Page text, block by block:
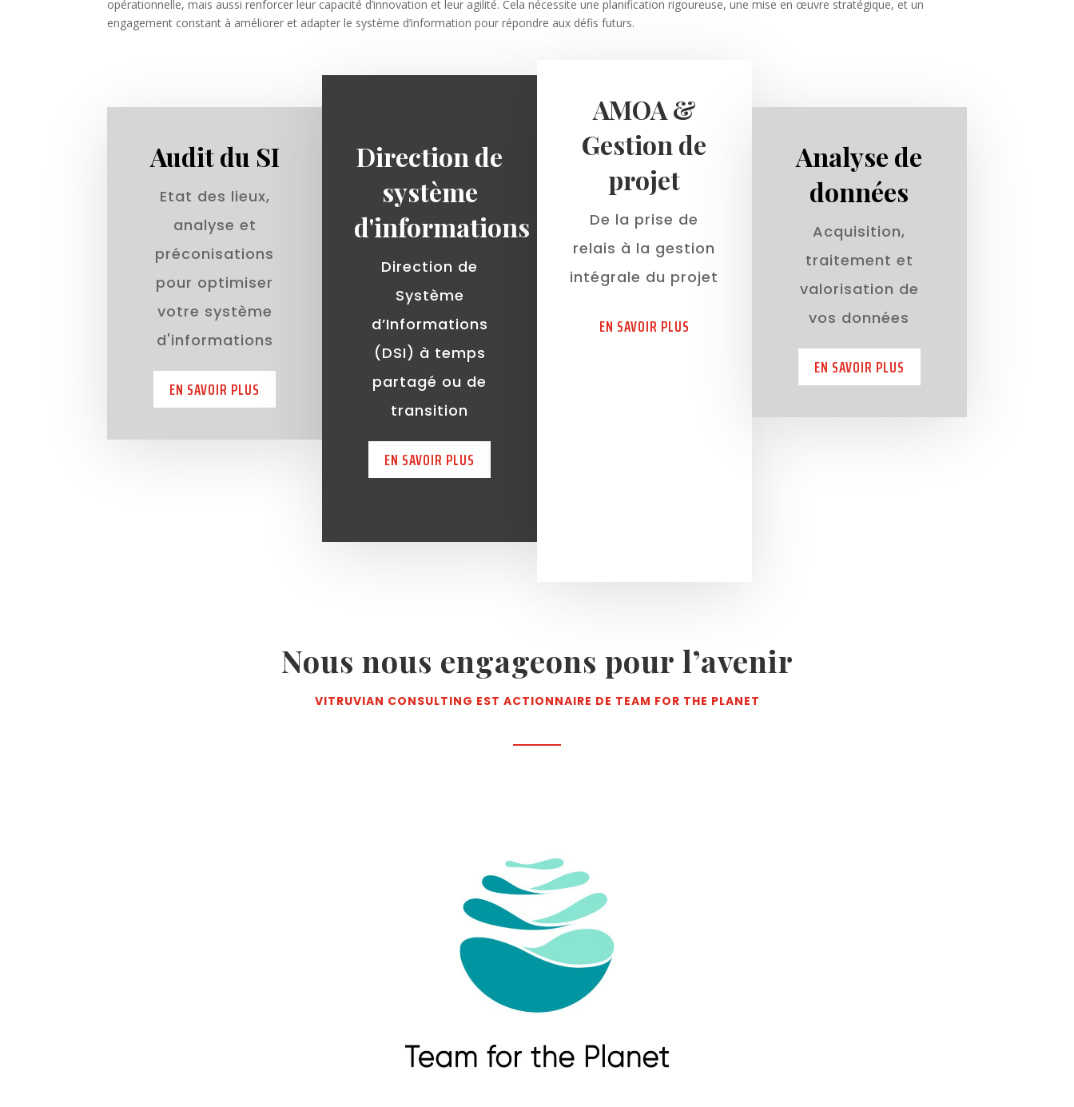
opérationnelle, mais aussi renforcer leur capacité d’innovation et leur agilité. Cela nécessite une planification rigoureuse, une mise en œuvre stratégique, et un
engagement constant à améliorer et adapter le système d’information pour répondre aux défis futurs.
Audit du SI
Etat des lieux,
analyse et
préconisations
pour optimiser
votre système
d'informations
EN SAVOIR PLUS
Direction de
système
d'informations
Direction de
Système
d’Informations
(DSI) à temps
partagé ou de
transition
EN SAVOIR PLUS
AMOA &
Gestion de
projet
De la prise de
relais à la gestion
intégrale du projet
EN SAVOIR PLUS
Analyse de
données
Acquisition,
traitement et
valorisation de
vos données
EN SAVOIR PLUS
Nous nous engageons pour l’avenir
VITRUVIAN CONSULTING EST ACTIONNAIRE DE TEAM FOR THE PLANET